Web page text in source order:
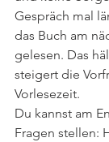
Gespräch mal
das Buch am
gelesen. Das
steigert die
Vorlesezeit.
Du kannst am
Fragen stellen: